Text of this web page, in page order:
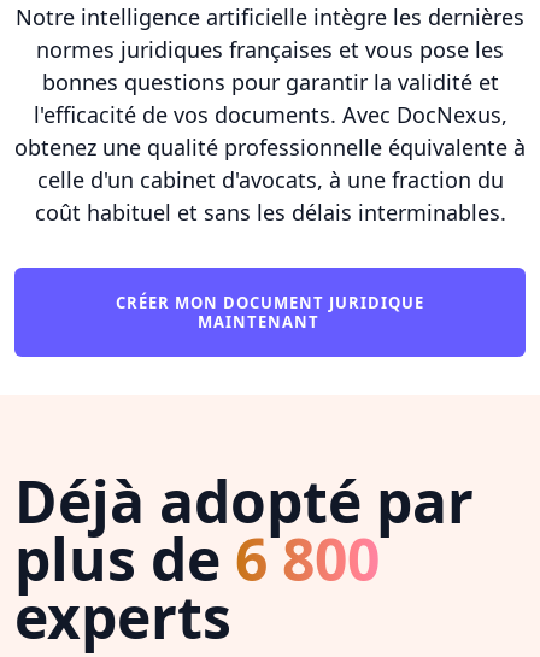
Notre intelligence artificielle intègre les dernières
normes juridiques françaises et vous pose les
bonnes questions pour garantir la validité et
l'efficacité de vos documents. Avec DocNexus,
obtenez une qualité professionnelle équivalente à
celle d'un cabinet d'avocats, à une fraction du
coût habituel et sans les délais interminables.
CRÉER MON DOCUMENT JURIDIQUE
MAINTENANT
Déjà adopté par
plus de 6 800
experts